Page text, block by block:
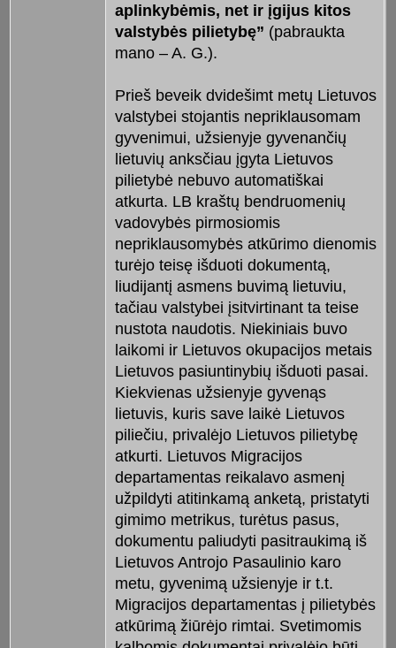
aplinkybėmis, net ir įgijus kitos
valstybės pilietybę” (pabraukta
mano – A. G.).
Prieš beveik dvidešimt metų Lietuvos
valstybei stojantis nepriklausomam
gyvenimui, užsienyje gyvenančių
lietuvių anksčiau įgyta Lietuvos
pilietybė nebuvo automatiškai
atkurta. LB kraštų bendruomenių
vadovybės pirmosiomis
nepriklausomybės atkūrimo dienomis
turėjo teisę išduoti dokumentą,
liudijantį asmens buvimą lietuviu,
tačiau valstybei įsitvirtinant ta teise
nustota naudotis. Niekiniais buvo
laikomi ir Lietuvos okupacijos metais
Lietuvos pasiuntinybių išduoti pasai.
Kiekvienas užsienyje gyvenąs
lietuvis, kuris save laikė Lietuvos
piliečiu, privalėjo Lietuvos pilietybę
atkurti. Lietuvos Migracijos
departamentas reikalavo asmenį
užpildyti atitinkamą anketą, pristatyti
gimimo metrikus, turėtus pasus,
dokumentu paliudyti pasitraukimą iš
Lietuvos Antrojo Pasaulinio karo
metu, gyvenimą užsienyje ir t.t.
Migracijos departamentas į pilietybės
atkūrimą žiūrėjo rimtai. Svetimomis